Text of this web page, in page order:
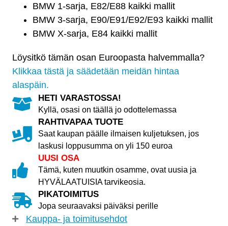
sarja,
sarja,
sarja
määrä
BMW 1-sarja, E82/E88 kaikki mallit
BMW 3-sarja, E90/E91/E92/E93 kaikki mallit
BMW X-sarja, E84 kaikki mallit
Löysitkö tämän osan Euroopasta halvemmalla?
Klikkaa tästä ja säädetään meidän hintaa
alaspäin.
HETI VARASTOSSA!
Kyllä, osasi on täällä jo odottelemassa
RAHTIVAPAA TUOTE
Saat kaupan päälle ilmaisen kuljetuksen, jos
laskusi loppusumma on yli 150 euroa
UUSI OSA
Tämä, kuten muutkin osamme, ovat uusia ja
HYVÄLAATUISIA tarvikeosia.
PIKATOIMITUS
Jopa seuraavaksi päiväksi perille
Kauppa- ja toimitusehdot